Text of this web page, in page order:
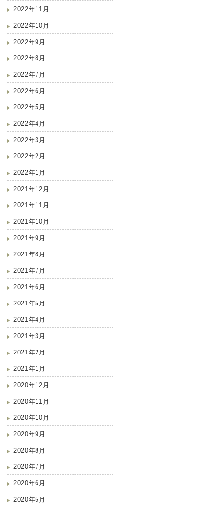
2022年11月
2022年10月
2022年9月
2022年8月
2022年7月
2022年6月
2022年5月
2022年4月
2022年3月
2022年2月
2022年1月
2021年12月
2021年11月
2021年10月
2021年9月
2021年8月
2021年7月
2021年6月
2021年5月
2021年4月
2021年3月
2021年2月
2021年1月
2020年12月
2020年11月
2020年10月
2020年9月
2020年8月
2020年7月
2020年6月
2020年5月